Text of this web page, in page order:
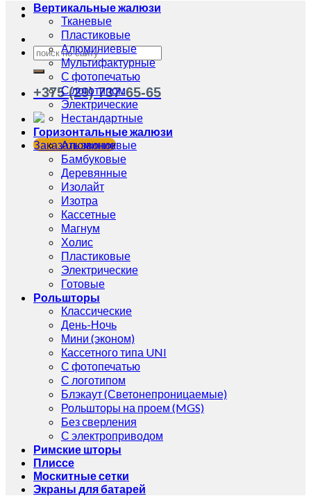
+375 (29) 737-65-65
Заказать звонок
Вертикальные жалюзи
Тканевые
Пластиковые
Алюминиевые
Мультифактурные
С фотопечатью
С логотипом
Электрические
Нестандартные
Горизонтальные жалюзи
Алюминиевые
Бамбуковые
Деревянные
Изолайт
Изотра
Кассетные
Магнум
Холис
Пластиковые
Электрические
Готовые
Рольшторы
Классические
День-Ночь
Мини (эконом)
Кассетного типа UNI
С фотопечатью
С логотипом
Блэкаут (Светонепроницаемые)
Рольшторы на проем (MGS)
Без сверления
С электроприводом
Римские шторы
Плиссе
Москитные сетки
Экраны для батарей